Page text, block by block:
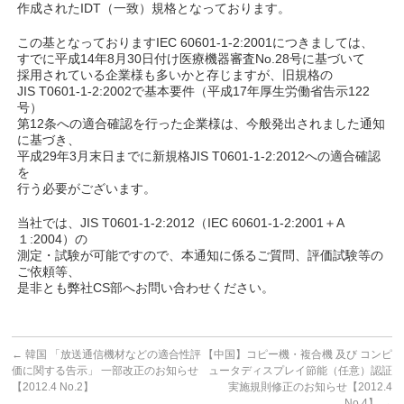
作成されたIDT（一致）規格となっております。
この基となっておりますIEC 60601-1-2:2001につきましては、
すでに平成14年8月30日付け医療機器審査No.28号に基づいて
採用されている企業様も多いかと存じますが、旧規格の
JIS T0601-1-2:2002で基本要件（平成17年厚生労働省告示122
号）
第12条への適合確認を行った企業様は、今般発出されました通知
に基づき、
平成29年3月末日までに新規格JIS T0601-1-2:2012への適合確認
を
行う必要がございます。
当社では、JIS T0601-1-2:2012（IEC 60601-1-2:2001＋A
１:2004）の
測定・試験が可能ですので、本通知に係るご質問、評価試験等の
ご依頼等、
是非とも弊社CS部へお問い合わせください。
← 韓国 「放送通信機材などの適合性評
価に関する告示」 一部改正のお知らせ
【2012.4 No.2】
【中国】コピー機・複合機 及び コンピ
ュータディスプレイ節能（任意）認証
実施規則修正のお知らせ【2012.4